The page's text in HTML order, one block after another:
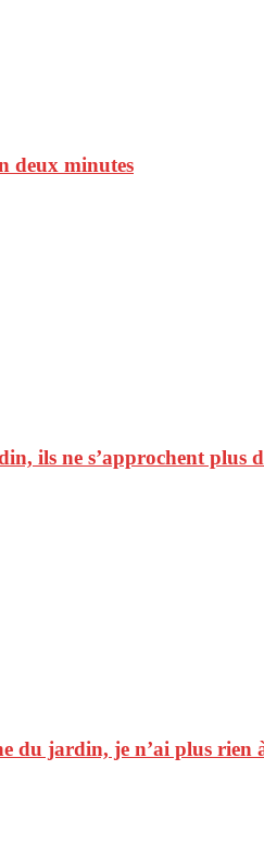
deux minutes
ils ne s’approchent plus
du jardin, je n’ai plus rien